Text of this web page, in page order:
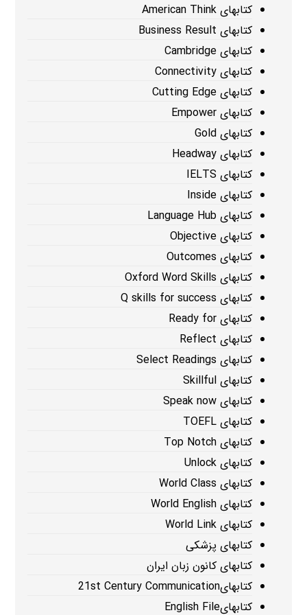
کتابهای American Think
کتابهای Business Result
کتابهای Cambridge
کتابهای Connectivity
کتابهای Cutting Edge
کتابهای Empower
کتابهای Gold
کتابهای Headway
کتابهای IELTS
کتابهای Inside
کتابهای Language Hub
کتابهای Objective
کتابهای Outcomes
کتابهای Oxford Word Skills
کتابهای Q skills for success
کتابهای Ready for
کتابهای Reflect
کتابهای Select Readings
کتابهای Skillful
کتابهای Speak now
کتابهای TOEFL
کتابهای Top Notch
کتابهای Unlock
کتابهای World Class
کتابهای World English
کتابهای World Link
کتابهای پزشکی
کتابهای کانون زبان ایران
کتابهای21st Century Communication
کتابهایEnglish File